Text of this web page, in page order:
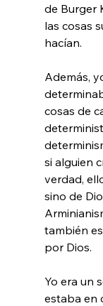
de Burger
las cosas
hacían.
Además,
cosas de
si alguien
verdad,
sino de
también
por Dios.
Yo era un
estaba en